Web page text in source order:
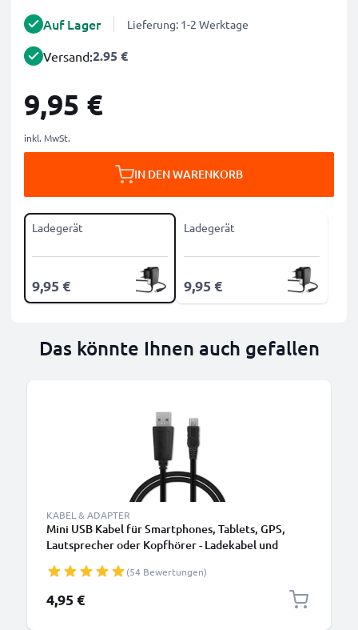
Auf Lager Lieferung: 1-2 Werktage
Versand:2.95 €
9,95 €
inkl. MwSt.
IN DEN WARENKORB
Ladegerät
9,95 €
Ladegerät
9,95 €
Das könnte Ihnen auch gefallen
KABEL & ADAPTER
Mini USB Kabel für Smartphones, Tablets, GPS,
Lautsprecher oder Kopfhörer - Ladekabel und
(54 Bewertungen)
4,95 €